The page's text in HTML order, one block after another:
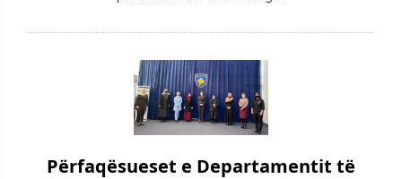
Përfaqësueset e Departamentit të